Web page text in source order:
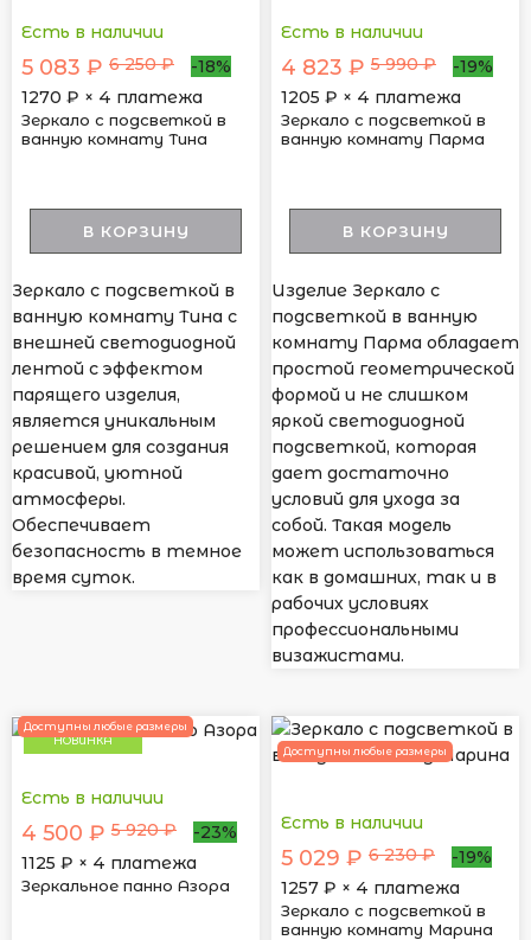
Есть в наличии
5 083 ₽ 6 250 ₽
-18%
1270 ₽ × 4 платежа
Зеркало с подсветкой в
ванную комнату Тина
В КОРЗИНУ
Зеркало с подсветкой в
ванную комнату Тина с
внешней светодиодной
лентой с эффектом
парящего изделия,
является уникальным
решением для создания
красивой, уютной
атмосферы.
Обеспечивает
безопасность в темное
время суток.
Есть в наличии
4 823 ₽ 5 990 ₽
-19%
1205 ₽ × 4 платежа
Зеркало с подсветкой в
ванную комнату Парма
В КОРЗИНУ
Изделие Зеркало с
подсветкой в ванную
комнату Парма обладает
простой геометрической
формой и не слишком
яркой светодиодной
подсветкой, которая
дает достаточно
условий для ухода за
собой. Такая модель
может использоваться
как в домашних, так и в
рабочих условиях
профессиональными
визажистами.
НОВИНКА
Доступны любые размеры
Есть в наличии
4 500 ₽ 5 920 ₽
-23%
1125 ₽ × 4 платежа
Зеркальное панно Азора
Доступны любые размеры
Есть в наличии
5 029 ₽ 6 230 ₽
-19%
1257 ₽ × 4 платежа
Зеркало с подсветкой в
ванную комнату Марина